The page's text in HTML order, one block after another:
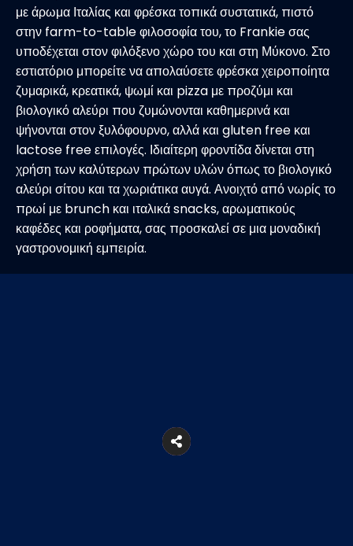
με άρωμα Ιταλίας και φρέσκα τοπικά συστατικά, πιστό
στην farm-to-table φιλοσοφία του, το Frankie σας
υποδέχεται στον φιλόξενο χώρο του και στη Μύκονο. Στο
εστιατόριο μπορείτε να απολαύσετε φρέσκα χειροποίητα
ζυμαρικά, κρεατικά, ψωμί και pizza με προζύμι και
βιολογικό αλεύρι που ζυμώνονται καθημερινά και
ψήνονται στον ξυλόφουρνο, αλλά και gluten free και
lactose free επιλογές. Ιδιαίτερη φροντίδα δίνεται στη
χρήση των καλύτερων πρώτων υλών όπως το βιολογικό
αλεύρι σίτου και τα χωριάτικα αυγά. Ανοιχτό από νωρίς το
πρωί με brunch και ιταλικά snacks, αρωματικούς
καφέδες και ροφήματα, σας προσκαλεί σε μια μοναδική
γαστρονομική εμπειρία.